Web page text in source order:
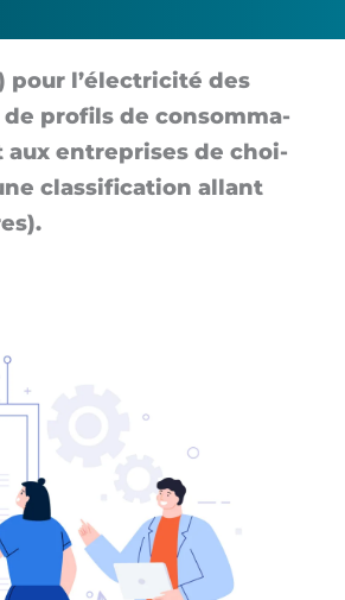
pour l’élec­tri­ci­té des
pro­fils de consom­ma­
aux en­tre­prises de choi­
clas­si­fi­ca­tion al­lant